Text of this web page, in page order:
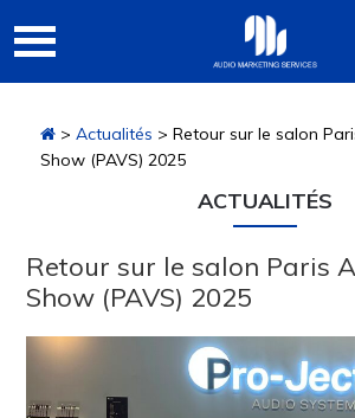
la
principale
au
contenu
la
latérale
principale
>Actualités > Retour sur le salon
Show (PAVS) 2025
ACTUALITÉS
Retour sur le salon Paris
Show (PAVS) 2025